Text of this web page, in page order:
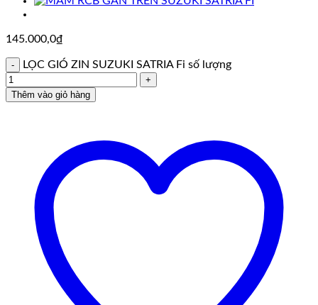
145.000,0₫
LỌC GIÓ ZIN SUZUKI SATRIA Fi số lượng
Thêm vào giỏ hàng